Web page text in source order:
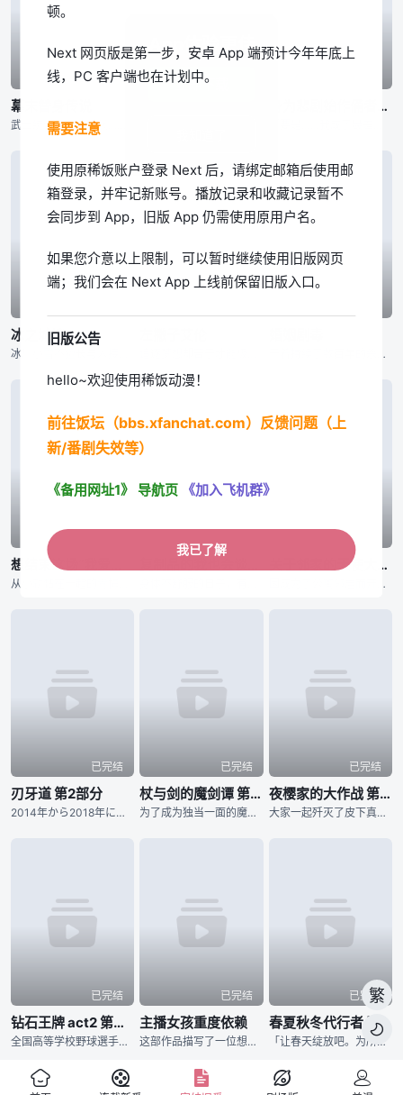
App体验更佳
立即下载
已完结
幕末替身传说 身为悲剧始作俑者的最强邪恶BOSS女王为民竭心尽力。 第二季
冰之城墙
干着持续了数百年的杀手行当“用毒人”的青年·下吕。对于干着暗中的工作，不擅长应对女性的他来说结婚并不是必须要做的东西。然而，为了不让“用毒人”的血脉断绝，老家通知他的妹妹要强制让她生下继承人。就在这时
已完结
关于邻家的天使大人不知不觉把我惯成了废人这档子事 第二季
因成为了公寓邻居而开始交流的藤宫周与椎名真昼，在高中二年级的运动会结束后，终于正式交往。无论是亲手制作的料理还是浴衣约会，两人间充满了如新婚夫妻般的氛围，但那份怦然心动的感觉却依然让他们不知所措。随着
已完结
刃牙道 第2部分
2014年から2018年にわたり『週刊少年チャンピオン』にて、連載された板垣恵介による同名コミックが原作の『刃牙道』。 “地上最強の親子喧嘩”が幕を閉じてから、刃牙をはじめ、歴戦のファイターたちは耐
已完结
杖与剑的魔剑谭 第二季
为了成为独当一面的魔导士，少年威尔进入魔法学院学习。然而个性努力认真的他，即使想成为魔导士却有个致命性的弱点。那就是「他完全无法使用魔法」。同学跟老师都用冷漠的眼神看待他，尽管有的时候感到相当挫折，威
已完结
夜樱家的大作战 第二季
大家一起歼灭了皮下真率领的犯罪组织「蒲公英」，「夜樱前线」顺利成功，接着还一并举办了太阳与六美的婚宴，夜樱家迎来了安稳的日常生活…… 然而却冒出了新任务？ 某天，太阳在梦中与夜樱家初代当家夜樱蕾进
已完结
钻石王牌 act2 第二季
全国高等学校野球選手権東京大会に参加する各校の選手の闘志みなぎる表情から始まります。稲城実業高等学校、市大三高、薬師高校といったライバルたちが登場し、彼らに挑む青道高校は沢村栄純がエースナンバーを背負
已完结
主播女孩重度依赖
这部作品描写了一位想要成为最强的主播同时迫切想要得到他人认可的女孩，与辅佐她的「阿P」共同生活30天的多结局ADV。于2022年01月在Steam平台发售，至今为止已累积超过300万次下载数量，相关歌
已完结
春夏秋冬代行者 春之舞
「让春天绽放吧。为所有人带来春天。」 所谓的「四季代行者」，指的是凭藉四季诸神赐予的特殊力量，使季节在各地流转的现人神。 人们习以为常的四季更迭，正是仰赖他们不懈的努力才得以维系。 然而，自从春
繁

顿。
Next 网页版是第一步，安卓 App 端预计今年年底上
线，PC 客户端也在计划中。
需要注意
使用原稀饭账户登录 Next 后，请绑定邮箱后使用邮
箱登录，并牢记新账号。播放记录和收藏记录暂不
会同步到 App，旧版 App 仍需使用原用户名。
如果您介意以上限制，可以暂时继续使用旧版网页
端；我们会在 Next App 上线前保留旧版入口。
旧版公告
hello~欢迎使用稀饭动漫！
前往饭坛（bbs.xfanchat.com）反馈问题（上
新/番剧失效等）
《备用网址1》 导航页 《加入飞机群》
我已了解